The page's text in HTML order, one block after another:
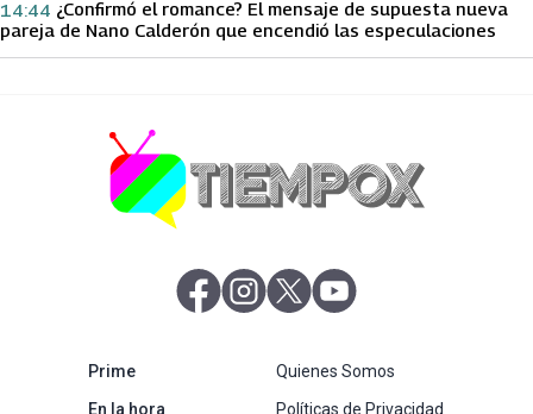
¿Confirmó el romance? El mensaje de supuesta nueva
pareja de Nano Calderón que encendió las especulaciones
14:44
abre en nueva pestaña
abre en nueva pestaña
abre en nueva pestaña
Primeabre en nueva pestaña
En la horaabre en nueva pestaña
Quienes Somos
Políticas de Privacidad